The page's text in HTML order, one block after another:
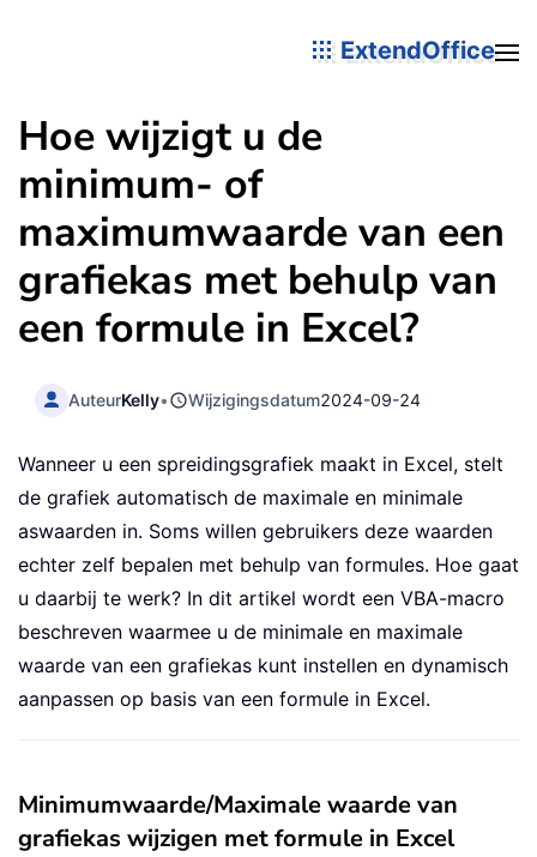
ExtendOffice
Hoe wijzigt u de
minimum- of
maximumwaarde van een
grafiekas met behulp van
een formule in Excel?
AuteurKelly• Wijzigingsdatum2024-09-24
Wanneer u een spreidingsgrafiek maakt in Excel, stelt
de grafiek automatisch de maximale en minimale
aswaarden in. Soms willen gebruikers deze waarden
echter zelf bepalen met behulp van formules. Hoe gaat
u daarbij te werk? In dit artikel wordt een VBA-macro
beschreven waarmee u de minimale en maximale
waarde van een grafiekas kunt instellen en dynamisch
aanpassen op basis van een formule in Excel.
Minimumwaarde/Maximale waarde van
grafiekas wijzigen met formule in Excel